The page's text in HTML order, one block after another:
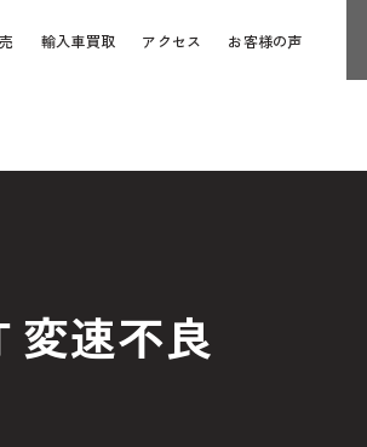
輸入車買取 アクセス お客様の声
電話受付時間
Form 24時間受付対応の
変速不良